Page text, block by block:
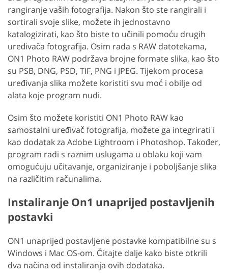
rangiranje vaših fotografija. Nakon što ste rangirali i
sortirali svoje slike, možete ih jednostavno
katalogizirati, kao što biste to učinili pomoću drugih
uređivača fotografija. Osim rada s RAW datotekama,
ON1 Photo RAW podržava brojne formate slika, kao što
su PSB, DNG, PSD, TIF, PNG i JPEG. Tijekom procesa
uređivanja slika možete koristiti svu moć i obilje od
alata koje program nudi.
Osim što možete koristiti ON1 Photo RAW kao
samostalni uređivač fotografija, možete ga integrirati i
kao dodatak za Adobe Lightroom i Photoshop. Također,
program radi s raznim uslugama u oblaku koji vam
omogućuju učitavanje, organiziranje i poboljšanje slika
na različitim računalima.
Instaliranje On1 unaprijed postavljenih
postavki
ON1 unaprijed postavljene postavke kompatibilne su s
Windows i Mac OS-om. Čitajte dalje kako biste otkrili
dva načina od instaliranja ovih dodataka.